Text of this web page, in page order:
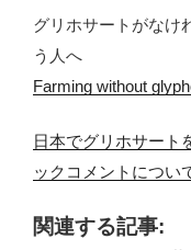
グリホサートがなけ
う人へ
Farming without
日本でグリホサート
ックコメントについ
関連する記事: